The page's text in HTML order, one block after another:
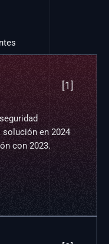
[1]
solución en 2024
con 2023.